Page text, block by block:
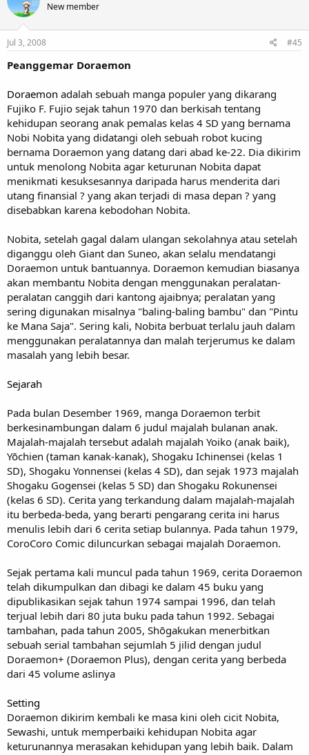
New member
Jul 3, 2008 #45
Peanggemar Doraemon
Doraemon adalah sebuah manga populer yang dikarang
Fujiko F. Fujio sejak tahun 1970 dan berkisah tentang
kehidupan seorang anak pemalas kelas 4 SD yang bernama
Nobi Nobita yang didatangi oleh sebuah robot kucing
bernama Doraemon yang datang dari abad ke-22. Dia dikirim
untuk menolong Nobita agar keturunan Nobita dapat
menikmati kesuksesannya daripada harus menderita dari
utang finansial ? yang akan terjadi di masa depan ? yang
disebabkan karena kebodohan Nobita.
Nobita, setelah gagal dalam ulangan sekolahnya atau setelah
diganggu oleh Giant dan Suneo, akan selalu mendatangi
Doraemon untuk bantuannya. Doraemon kemudian biasanya
akan membantu Nobita dengan menggunakan peralatan-
peralatan canggih dari kantong ajaibnya; peralatan yang
sering digunakan misalnya "baling-baling bambu" dan "Pintu
ke Mana Saja". Sering kali, Nobita berbuat terlalu jauh dalam
menggunakan peralatannya dan malah terjerumus ke dalam
masalah yang lebih besar.
Sejarah
Pada bulan Desember 1969, manga Doraemon terbit
berkesinambungan dalam 6 judul majalah bulanan anak.
Majalah-majalah tersebut adalah majalah Yoiko (anak baik),
Yōchien (taman kanak-kanak), Shogaku Ichinensei (kelas 1
SD), Shogaku Yonnensei (kelas 4 SD), dan sejak 1973 majalah
Shogaku Gogensei (kelas 5 SD) dan Shogaku Rokunensei
(kelas 6 SD). Cerita yang terkandung dalam majalah-majalah
itu berbeda-beda, yang berarti pengarang cerita ini harus
menulis lebih dari 6 cerita setiap bulannya. Pada tahun 1979,
CoroCoro Comic diluncurkan sebagai majalah Doraemon.
Sejak pertama kali muncul pada tahun 1969, cerita Doraemon
telah dikumpulkan dan dibagi ke dalam 45 buku yang
dipublikasikan sejak tahun 1974 sampai 1996, dan telah
terjual lebih dari 80 juta buku pada tahun 1992. Sebagai
tambahan, pada tahun 2005, Shōgakukan menerbitkan
sebuah serial tambahan sejumlah 5 jilid dengan judul
Doraemon+ (Doraemon Plus), dengan cerita yang berbeda
dari 45 volume aslinya
Setting
Doraemon dikirim kembali ke masa kini oleh cicit Nobita,
Sewashi, untuk memperbaiki kehidupan Nobita agar
keturunannya merasakan kehidupan yang lebih baik. Dalam